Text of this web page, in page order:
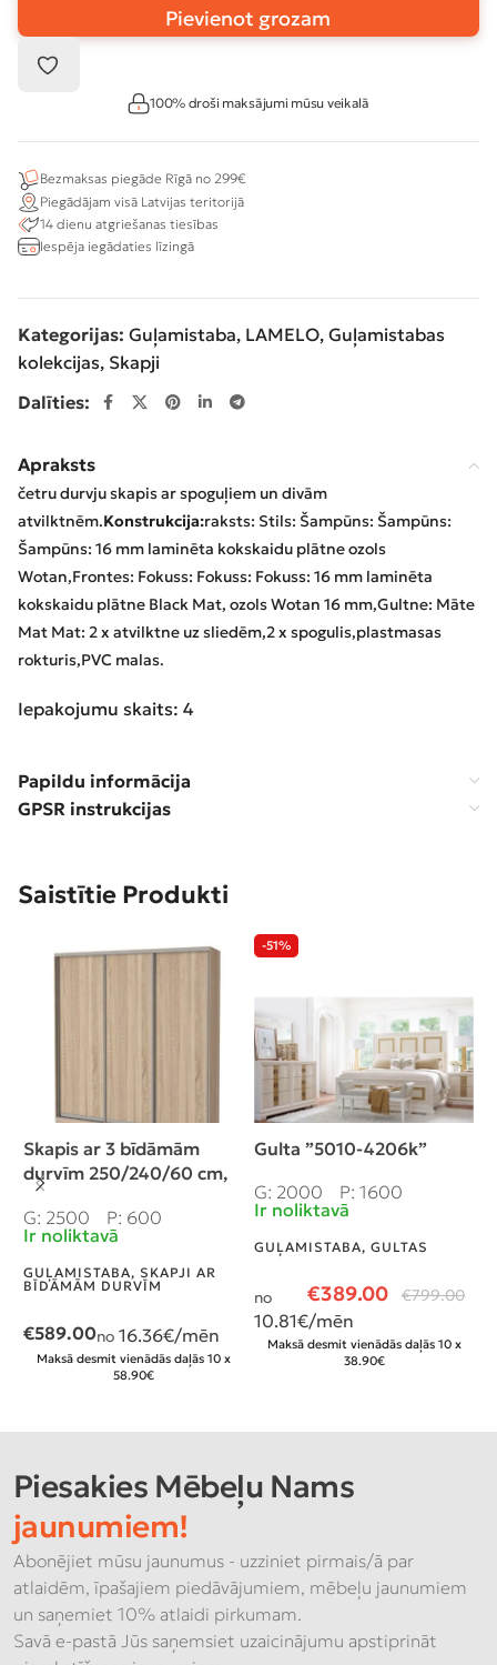
Pievienot grozam
100% droši maksājumi mūsu veikalā
Bezmaksas piegāde Rīgā no 299€
Piegādājam visā Latvijas teritorijā
14 dienu atgriešanas tiesības
Iespēja iegādaties līzingā
Kategorijas: Guļamistaba, LAMELO, Guļamistabas
kolekcijas, Skapji
Dalīties:
Apraksts
četru durvju skapis ar spoguļiem un divām
atvilktnēm.Konstrukcija:raksts: Stils: Šampūns: Šampūns:
Šampūns: 16 mm laminēta kokskaidu plātne ozols
Wotan,Frontes: Fokuss: Fokuss: Fokuss: 16 mm laminēta
kokskaidu plātne Black Mat, ozols Wotan 16 mm,Gultne: Māte
Mat Mat: 2 x atvilktne uz sliedēm,2 x spogulis,plastmasas
rokturis,PVC malas.
Iepakojumu skaits: 4
Papildu informācija
GPSR instrukcijas
Saistītie Produkti
Skapis ar 3 bīdāmām
durvīm 250/240/60 cm,
krāsa: ”sonoma”, 2
atvilktnes
G: 2500
P: 600
Ir noliktavā
GUĻAMISTABA, SKAPJI AR
BĪDĀMĀM DURVĪM
€589.00no 16.36€/mēn
Maksā desmit vienādās daļās 10 x
58.90€
-51%
Gulta ”5010-4206k”
G: 2000
P: 1600
Ir noliktavā
GUĻAMISTABA, GULTAS
€389.00 €799.00
no
10.81€/mēn
Maksā desmit vienādās daļās 10 x
38.90€
Piesakies Mēbeļu Nams
jaunumiem!
Abonējiet mūsu jaunumus - uzziniet pirmais/ā par
atlaidēm, īpašajiem piedāvājumiem, mēbeļu jaunumiem
un saņemiet 10% atlaidi pirkumam.
Savā e-pastā Jūs saņemsiet uzaicinājumu apstiprināt